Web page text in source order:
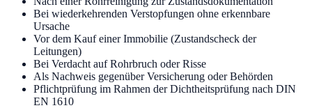
Bei wiederkehrenden Verstopfungen ohne erkennbare
Ursache
Vor dem Kauf einer Immobilie (Zustandscheck der
Leitungen)
Bei Verdacht auf Rohrbruch oder Risse
Als Nachweis gegenüber Versicherung oder Behörden
Pflichtprüfung im Rahmen der Dichtheitsprüfung nach DIN
EN 1610